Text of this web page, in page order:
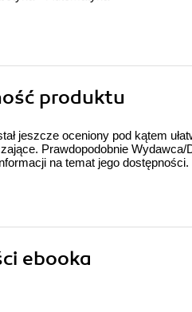
produktu
jeszcze oceniony pod kątem
Prawdopodobnie Wydawca/
na temat jego dostępności.
ebooka